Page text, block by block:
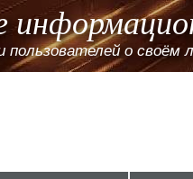
о своём